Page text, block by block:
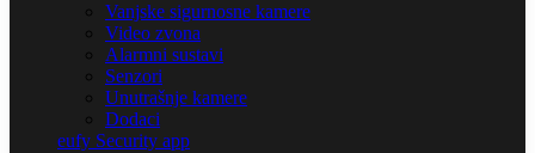
Vanjske sigurnosne kamere
Video zvona
Alarmni sustavi
Senzori
Unutrašnje kamere
Dodaci
eufy Security app